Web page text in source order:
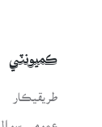
ڪميونٽي
طريقيڪار
عمومي سوال